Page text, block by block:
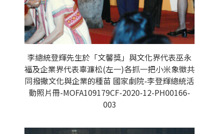
李總統登輝先生於「文馨獎」與文化界代表巫永
福及企業界代表辜濂松(左一)各抓一把小米象徵共
同撥撒文化與企業的種苗 國家劇院-李登輝總統活
動照片冊-MOFA109179CF-2020-12-PH00166-
003